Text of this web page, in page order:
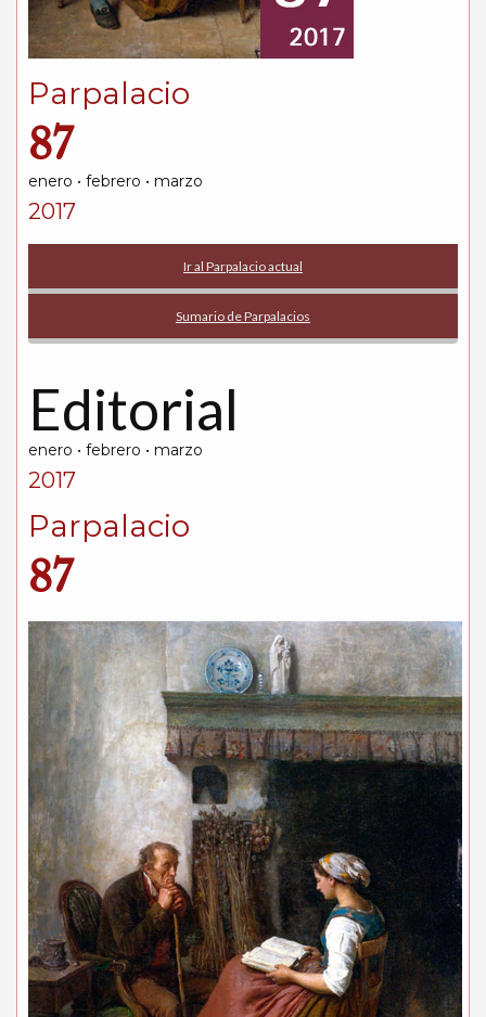
Parpalacio
87
enero • febrero • marzo
2017
Ir al Parpalacio actual
Sumario de Parpalacios
Editorial
enero • febrero • marzo
2017
Parpalacio
87